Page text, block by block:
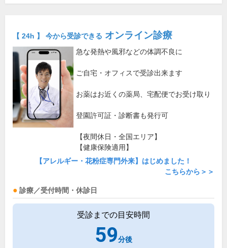
【 24h 】 今から受診できる オンライン診療
急な発熱や風邪などの体調不良に
ご自宅・オフィスで受診出来ます
お薬はお近くの薬局、宅配便でお受け取り
登園許可証・診断書も発行可
【夜間休日・全国エリア】
【健康保険適用】
【アレルギー・花粉症専門外来】はじめました！
こちらから＞＞
診療／受付時間・休診日
受診までの目安時間
59分後